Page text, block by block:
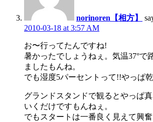
norinoren【相方】
2010-03-18 at 3:57 AM
お〜行ってたんですね!
暑かったでしょうねぇ。気温37°で
ましたもんね。
でも湿度5パーセントって!!やっぱ
グランドスタンドで観るとやっぱ
いくだけですもんねぇ。
でもスタートは一番良く見えて興